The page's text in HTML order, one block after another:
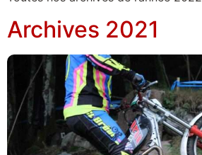
Archives 2021